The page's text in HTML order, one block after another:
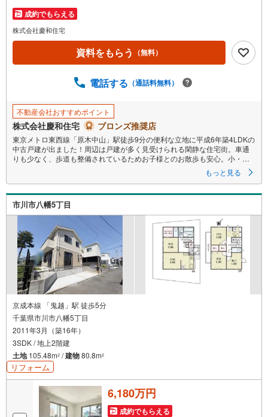
成約でもらえる
株式会社慶和住宅
資料をもらう （無料）
電話する （通話料無料）
不動産会社おすすめポイント
株式会社慶和住宅 ブロンズ推奨店
東京メトロ東西線「原木中山」駅徒歩9分の便利な立地に平成6年築4LDKの
中古戸建が出ました！周辺は戸建が多く見受けられる閑静な住宅街。車通
りも少なく、歩道も整備されているためお子様とのお散歩も安心。小・中
学校、幼稚園、保育園は徒歩10分以内で子育てにもおすすめの立地です。
物件は全室二面採光、南西向きバルコニーの4LDK！ご自身の好みに合わせ
て自由にリフォームや建て替えをされたり、収益物件として賃貸に出され
るなど使用用途も多岐に渡る物件です。
▼ご予約頂くとご見学がスムーズです！
【営業時間9:00～20:00（火9:00～18:00）】
上記時間はお電話が繋がりやすくなっております。
人気の物件はお問合せが集中する為、お電話を頂くとスムーズにご案内出
来ます！
【慶和住宅について】
市川、船橋、松戸を中心に不動産・住宅情報［一戸建て（新築・中古）・
土地・マンション・事業用］を多数取り扱っています！
●経験豊富なスタッフが対応させて頂きます！
●キッズスペース完備！お子様連れのお客様も安心してご来店下さい！
●JR総武線「市川」駅より徒歩3分です！
もっと見る
市川市八幡5丁目
京成本線 「鬼越」駅 徒歩5分
千葉県市川市八幡5丁目
2011年3月（築16年）
3SDK / 地上2階建
土地105.48m2 /建物80.8m2
リフォーム
6,180万円
成約でもらえる